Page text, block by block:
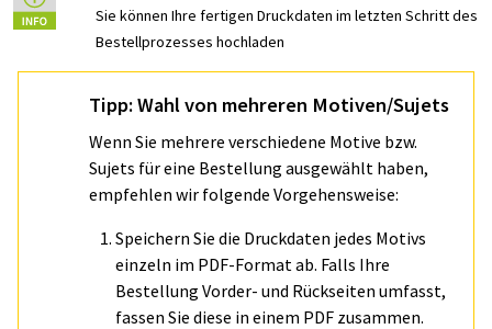
Sie können Ihre fertigen Druckdaten im letzten Schritt des
Bestellprozesses hochladen
Tipp: Wahl von mehreren Motiven/Sujets
Wenn Sie mehrere verschiedene Motive bzw.
Sujets für eine Bestellung ausgewählt haben,
empfehlen wir folgende Vorgehensweise:
Speichern Sie die Druckdaten jedes Motivs
einzeln im PDF-Format ab. Falls Ihre
Bestellung Vorder- und Rückseiten umfasst,
fassen Sie diese in einem PDF zusammen.